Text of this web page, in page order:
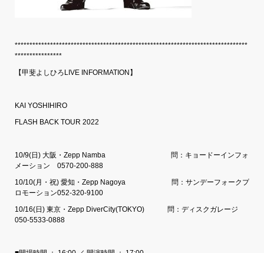
*******************************************************************************
****************
【甲斐よしひろLIVE INFORMATION】
KAI YOSHIHIRO
FLASH BACK TOUR 2022
10/9(日) 大阪・Zepp Namba 問：キョードーインフォ
メーション 0570-200-888
10/10(月・祝) 愛知・Zepp Nagoya 問：サンデーフォークプ
ロモーション052-320-9100
10/16(日) 東京・Zepp DiverCity(TOKYO) 問：ディスクガレージ
050-5533-0888